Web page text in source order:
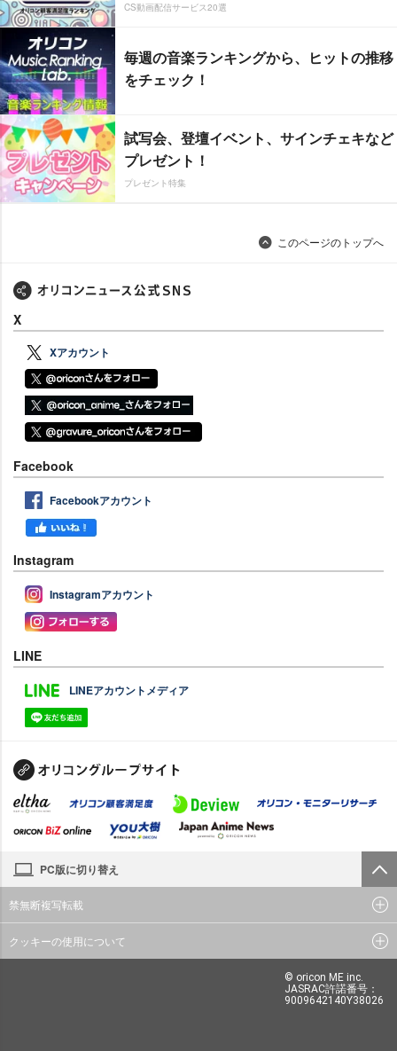
CS動画配信サービス20選
毎週の音楽ランキングから、ヒットの推移
をチェック！
試写会、登壇イベント、サインチェキなど
プレゼント！
プレゼント特集
このページのトップへ
X
Xアカウント
Facebook
Facebookアカウント
Instagram
Instagramアカウント
LINE
LINEアカウントメディア
PC版に切り替え
禁無断複写転載
クッキーの使用について
© oricon ME inc.
JASRAC許諾番号：
9009642140Y38026